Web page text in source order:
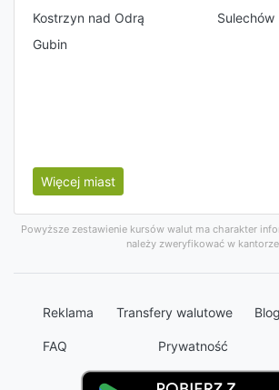
Kostrzyn nad Odrą
Sulechów
Gubin
Więcej miast
Powyższe zestawienie kursów walut ma charakter
należy zweryfikować w
Reklama Transfery walutowe Blog
FAQ Prywatność